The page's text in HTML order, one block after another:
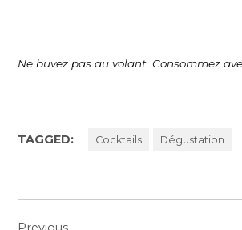
Ne buvez pas au volant. Consommez
TAGGED: Cocktails Dégustation